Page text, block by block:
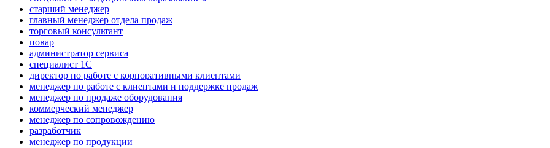
старший менеджер
главный менеджер отдела продаж
торговый консультант
повар
администратор сервиса
специалист 1С
директор по работе с корпоративными клиентами
менеджер по работе с клиентами и поддержке продаж
менеджер по продаже оборудования
коммерческий менеджер
менеджер по сопровождению
разработчик
менеджер по продукции